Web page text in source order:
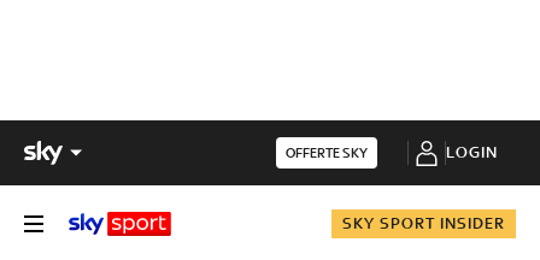
OFFERTE SKY LOGIN
SKY SPORT INSIDER